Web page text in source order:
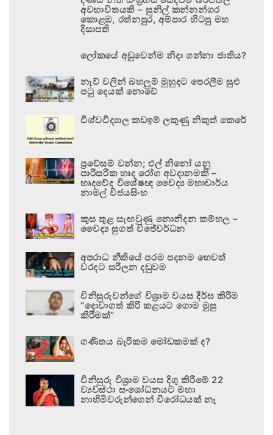
අවභාවිතයකි – සුනිල් කන්නන්ගර
කොළඹ, රත්නපුර, අම්පාර හිටපු මහ
දිසාපති
ලෝකයේ අඩුවෙන්ම නිදා ගන්නා ජාතිය?
නැව් වලින් බහලුම් මුහුදට පෙරලීම සුළු
පටු දෙයක් නොවේ
විශ්වවිද්‍යාල කඩඉම් ලකුණු නිකුත් කෙරේ
ප්‍රවේසම් වන්න; එල් නිනෝ යනු
පාරිසරික හෘද රෝග අවදානමකි –
හෘදවේද විශේෂඥ වෛද්‍ය මහාචාර්ය
නාමල් විජයසිංහ
කුස තුළ සැඟවුණු නොනිදන කම්හල –
වෛද්‍ය සුගත් විජේවර්ධන
අපරාධ නීතියේ පරම පදනම හෙවත්
වරදට සරිලන දඬුවම
විනිසුරුවන්ගේ විශ්‍රාම වයස දීර්ඝ කිරීම
“දොවාගත් කිරි කළයට ගොම මුසු
කිරීමක්”
ගණිතය බැරිකම මෝඩකමක් ද?
විනිසුරු විශ්‍රාම වයස දිගු කිරීමේ 22
ව්‍යවස්ථා සංශෝධනයට මහා
නාහිමිවරුන්ගෙන් විරෝධයක් නෑ